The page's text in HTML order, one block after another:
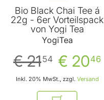
Bio Black Chai Tee á
22g - 6er Vorteilspack
von Yogi Tea
YogiTea
€ 2046
€ 2154
Inkl. 20% MwSt., zzgl. Versand